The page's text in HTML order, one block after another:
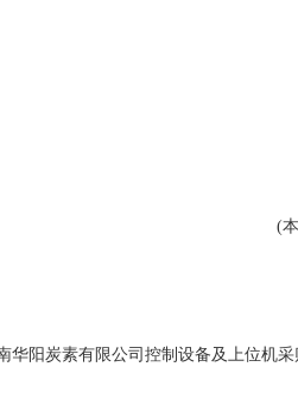
(
华阳炭素有限公司控制设备及上位机